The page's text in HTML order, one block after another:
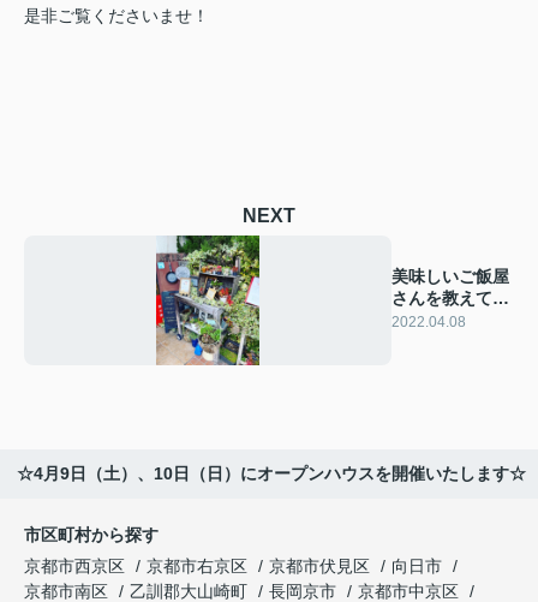
是非ご覧くださいませ！
NEXT
美味しいご飯屋
さんを教えてく
ださい＾＾
2022.04.08
☆4月9日（土）、10日（日）にオープンハウスを開催いたします☆
市区町村から探す
京都市西京区
京都市右京区 京都市伏見区
向日市
京都市南区
乙訓郡大山崎町 長岡京市
京都市中京区